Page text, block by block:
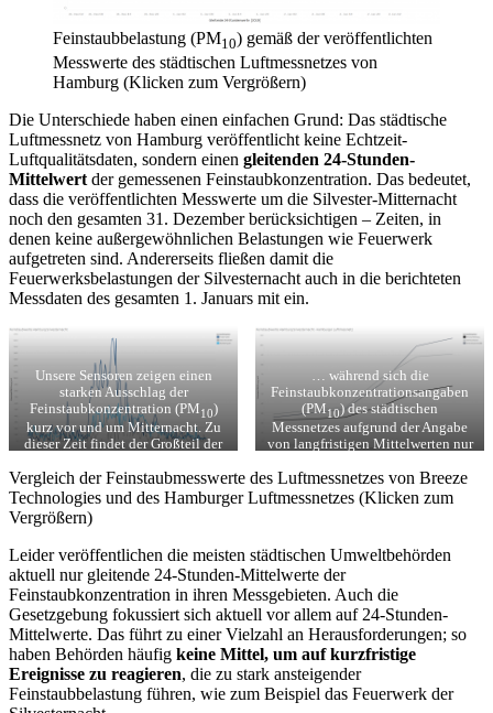
Feinstaubbelastung (PM10) gemäß der veröffentlichten
Messwerte des städtischen Luftmessnetzes von
Hamburg (Klicken zum Vergrößern)
Die Unterschiede haben einen einfachen Grund: Das städtische
Luftmessnetz von Hamburg veröffentlicht keine Echtzeit-
Luftqualitätsdaten, sondern einen gleitenden 24-Stunden-
Mittelwert der gemessenen Feinstaubkonzentration. Das bedeutet,
dass die veröffentlichten Messwerte um die Silvester-Mitternacht
noch den gesamten 31. Dezember berücksichtigen – Zeiten, in
denen keine außergewöhnlichen Belastungen wie Feuerwerk
aufgetreten sind. Andererseits fließen damit die
Feuerwerksbelastungen der Silvesternacht auch in die berichteten
Messdaten des gesamten 1. Januars mit ein.
Unsere Sensoren zeigen einen
starken Ausschlag der
Feinstaubkonzentration (PM10)
kurz vor und um Mitternacht. Zu
dieser Zeit findet der Großteil der
… während sich die
Feinstaubkonzentrationsangaben
(PM10) des städtischen
Messnetzes aufgrund der Angabe
von langfristigen Mittelwerten nur
Vergleich der Feinstaubmesswerte des Luftmessnetzes von Breeze
Technologies und des Hamburger Luftmessnetzes (Klicken zum
Vergrößern)
Leider veröffentlichen die meisten städtischen Umweltbehörden
aktuell nur gleitende 24-Stunden-Mittelwerte der
Feinstaubkonzentration in ihren Messgebieten. Auch die
Gesetzgebung fokussiert sich aktuell vor allem auf 24-Stunden-
Mittelwerte. Das führt zu einer Vielzahl an Herausforderungen; so
haben Behörden häufig keine Mittel, um auf kurzfristige
Ereignisse zu reagieren, die zu stark ansteigender
Feinstaubbelastung führen, wie zum Beispiel das Feuerwerk der